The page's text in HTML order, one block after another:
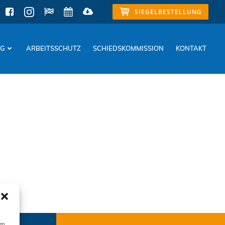
SIEGELBESTELLUNG
ARBEITSSCHUTZ SCHIEDSKOMMISSION KONTAKT